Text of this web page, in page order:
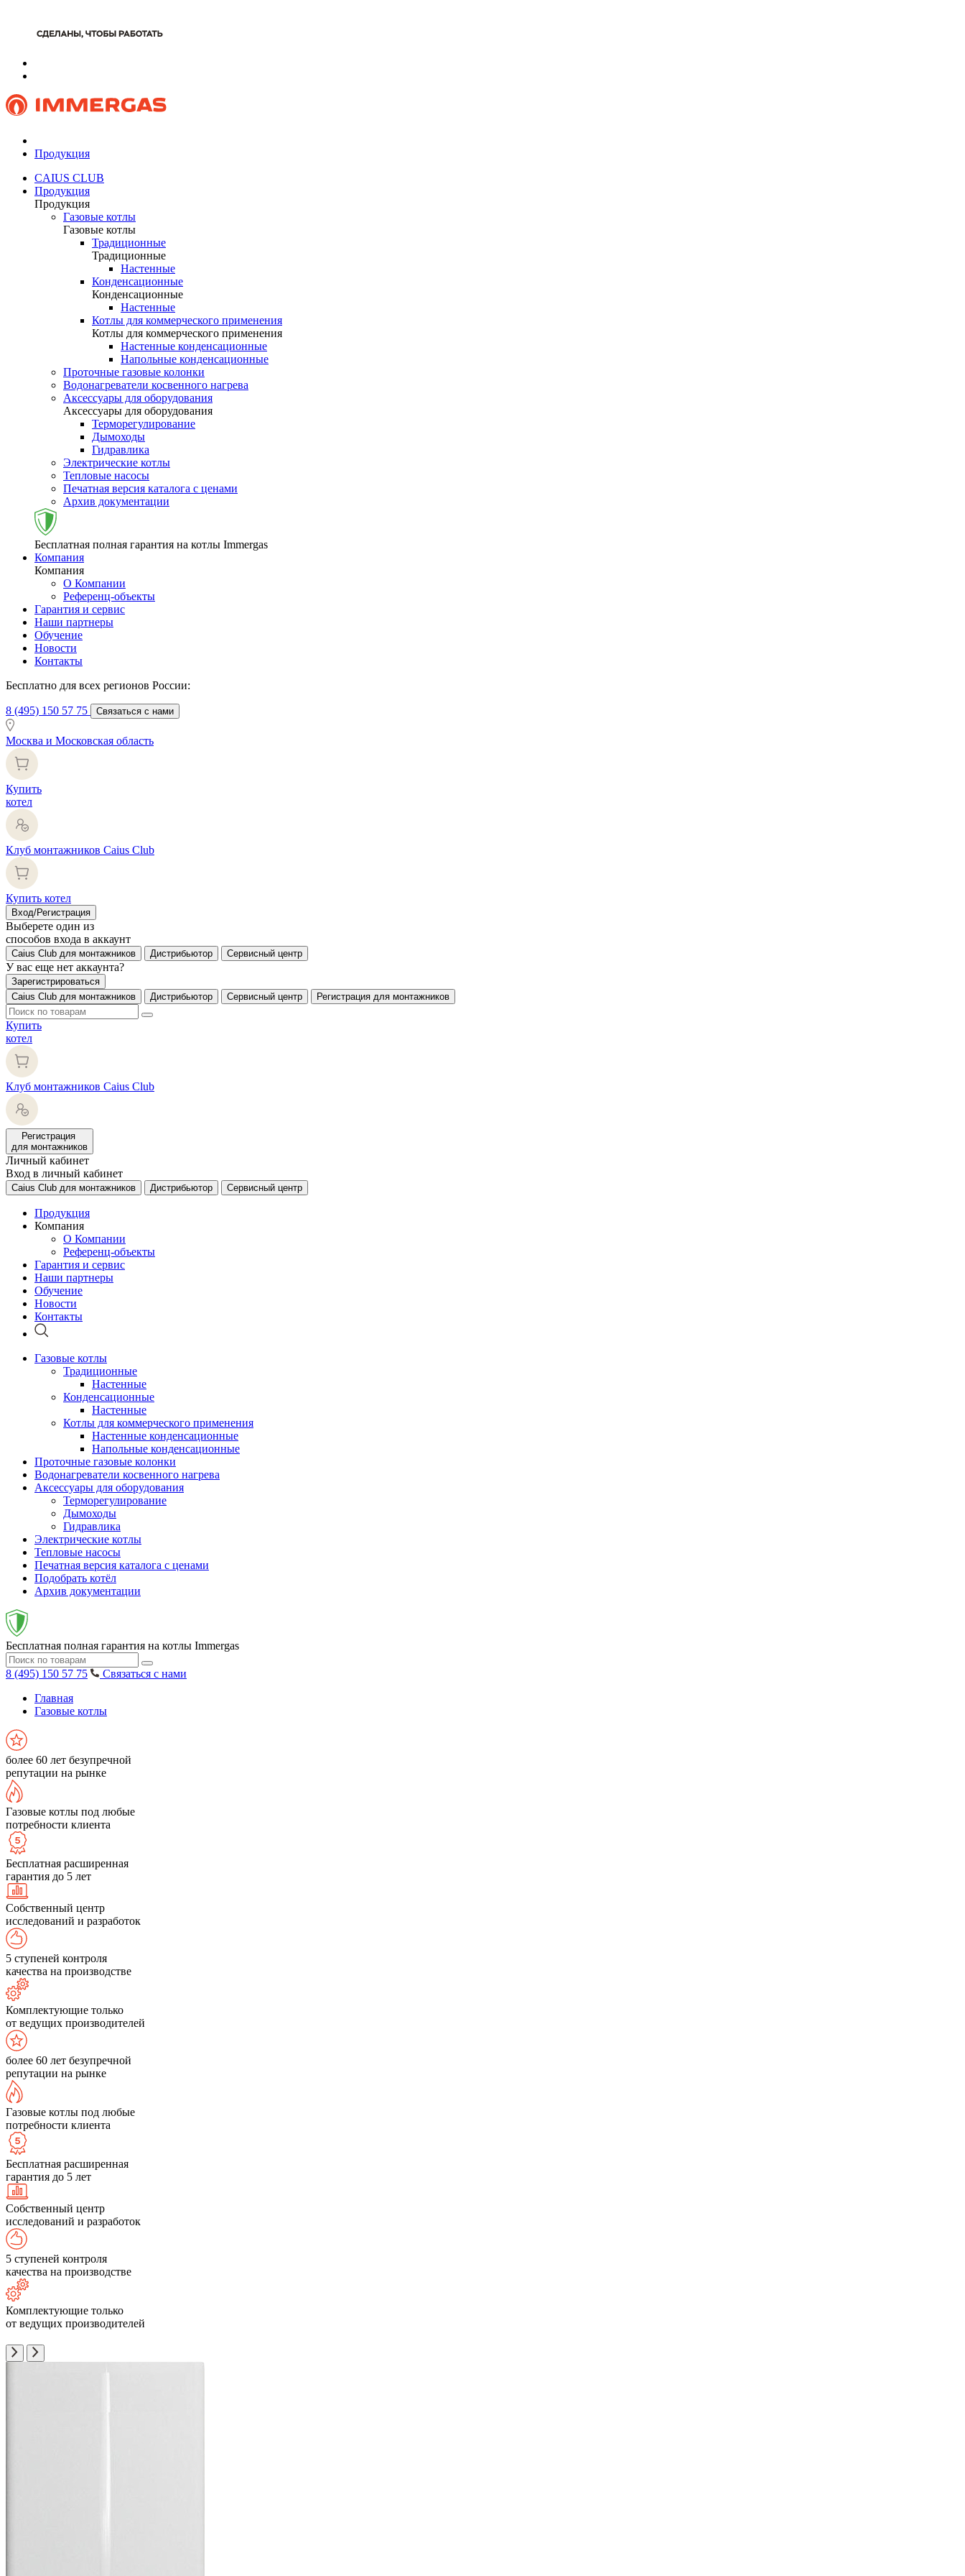
Продукция
CAIUS CLUB
Продукция
Продукция
Газовые котлы
Газовые котлы
Традиционные
Традиционные
Настенные
Конденсационные
Конденсационные
Настенные
Котлы для коммерческого применения
Котлы для коммерческого применения
Настенные конденсационные
Напольные конденсационные
Проточные газовые колонки
Водонагреватели косвенного нагрева
Аксессуары для оборудования
Аксессуары для оборудования
Терморегулирование
Дымоходы
Гидравлика
Электрические котлы
Тепловые насосы
Печатная версия каталога с ценами
Архив документации
Бесплатная полная гарантия на котлы Immergas
Компания
Компания
О Компании
Референц-объекты
Гарантия и сервис
Наши партнеры
Обучение
Новости
Контакты
Бесплатно для всех регионов России:
8 (495) 150 57 75 Связаться с нами
Москва и Московская область
Купить
котел
Клуб монтажников Caius Club
Купить котел
Вход/Регистрация
Выберете один из
способов входа в аккаунт
Caius Club для монтажников Дистрибьютор Сервисный центр
У вас еще нет аккаунта?
Зарегистрироваться
Caius Club для монтажников
Дистрибьютор Сервисный центр Регистрация для монтажников
Купить
котел
Клуб монтажников Caius Club
Регистрация
для монтажников
Личный кабинет
Вход в личный кабинет
Caius Club для монтажников Дистрибьютор Сервисный центр
Продукция
Компания
О Компании
Референц-объекты
Гарантия и сервис
Наши партнеры
Обучение
Новости
Контакты
Газовые котлы
Традиционные
Настенные
Конденсационные
Настенные
Котлы для коммерческого применения
Настенные конденсационные
Напольные конденсационные
Проточные газовые колонки
Водонагреватели косвенного нагрева
Аксессуары для оборудования
Терморегулирование
Дымоходы
Гидравлика
Электрические котлы
Тепловые насосы
Печатная версия каталога с ценами
Подобрать котёл
Архив документации
Бесплатная полная гарантия на котлы Immergas
8 (495) 150 57 75
Связаться с нами
Главная
Газовые котлы
более 60 лет безупречной
репутации на рынке
Газовые котлы под любые
потребности клиента
Бесплатная расширенная
гарантия до 5 лет
Собственный центр
исследований и разработок
5 ступеней контроля
качества на производстве
Комплектующие только
от ведущих производителей
более 60 лет безупречной
репутации на рынке
Газовые котлы под любые
потребности клиента
Бесплатная расширенная
гарантия до 5 лет
Собственный центр
исследований и разработок
5 ступеней контроля
качества на производстве
Комплектующие только
от ведущих производителей